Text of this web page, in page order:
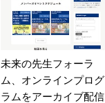
未来の先生フォーラ
ム、オンラインプログ
ラムをアーカイブ配信